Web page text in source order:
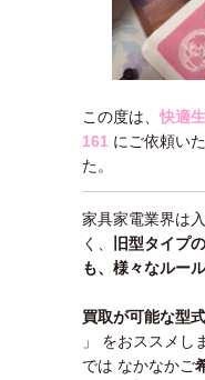
この度は、快適
161 にご依頼い
た。
家具家電業界は
く、
旧型タイプ
も、様々なルー
買取が可能な型
」 をおススメし
では なかなかご